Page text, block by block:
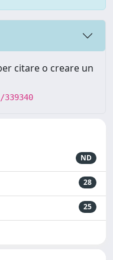
citare o creare un
ND
28
25